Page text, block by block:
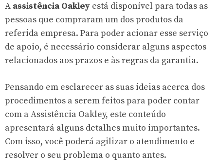
A assistência Oakley está disponível para todas as
pessoas que compraram um dos produtos da
referida empresa. Para poder acionar esse serviço
de apoio, é necessário considerar alguns aspectos
relacionados aos prazos e às regras da garantia.
Pensando em esclarecer as suas ideias acerca dos
procedimentos a serem feitos para poder contar
com a Assistência Oakley, este conteúdo
apresentará alguns detalhes muito importantes.
Com isso, você poderá agilizar o atendimento e
resolver o seu problema o quanto antes.